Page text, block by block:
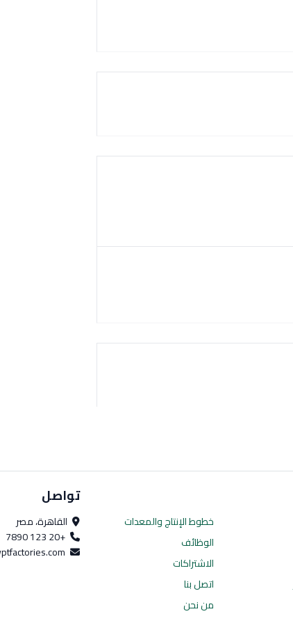
خطوط الإنتاجوالمعدات
الوظائف
الاشتراكات
اتصل بنا
من نحن
تواصل
القاهرة، مصر
+20 123 7890